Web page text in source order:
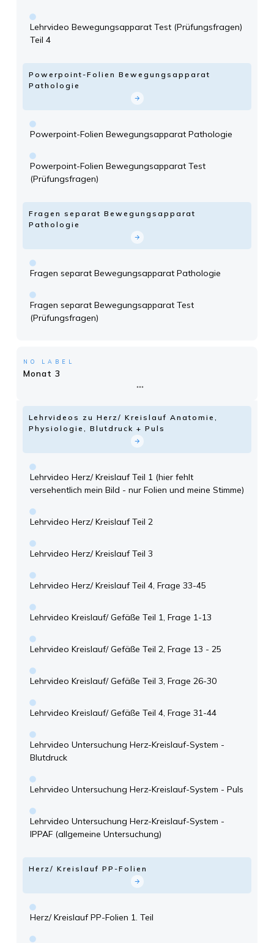
Lehrvideo Bewegungsapparat Test (Prüfungsfragen)
Teil 4
Powerpoint-Folien Bewegungsapparat
Pathologie
Powerpoint-Folien Bewegungsapparat Pathologie
Powerpoint-Folien Bewegungsapparat Test
(Prüfungsfragen)
Fragen separat Bewegungsapparat
Pathologie
Fragen separat Bewegungsapparat Pathologie
Fragen separat Bewegungsapparat Test
(Prüfungsfragen)
NO LABEL
Monat 3
Lehrvideos zu Herz/ Kreislauf Anatomie,
Physiologie, Blutdruck + Puls
Lehrvideo Herz/ Kreislauf Teil 1 (hier fehlt
versehentlich mein Bild - nur Folien und meine Stimme)
Lehrvideo Herz/ Kreislauf Teil 2
Lehrvideo Herz/ Kreislauf Teil 3
Lehrvideo Herz/ Kreislauf Teil 4, Frage 33-45
Lehrvideo Kreislauf/ Gefäße Teil 1, Frage 1-13
Lehrvideo Kreislauf/ Gefäße Teil 2, Frage 13 - 25
Lehrvideo Kreislauf/ Gefäße Teil 3, Frage 26-30
Lehrvideo Kreislauf/ Gefäße Teil 4, Frage 31-44
Lehrvideo Untersuchung Herz-Kreislauf-System -
Blutdruck
Lehrvideo Untersuchung Herz-Kreislauf-System - Puls
Lehrvideo Untersuchung Herz-Kreislauf-System -
IPPAF (allgemeine Untersuchung)
Herz/ Kreislauf PP-Folien
Herz/ Kreislauf PP-Folien 1. Teil